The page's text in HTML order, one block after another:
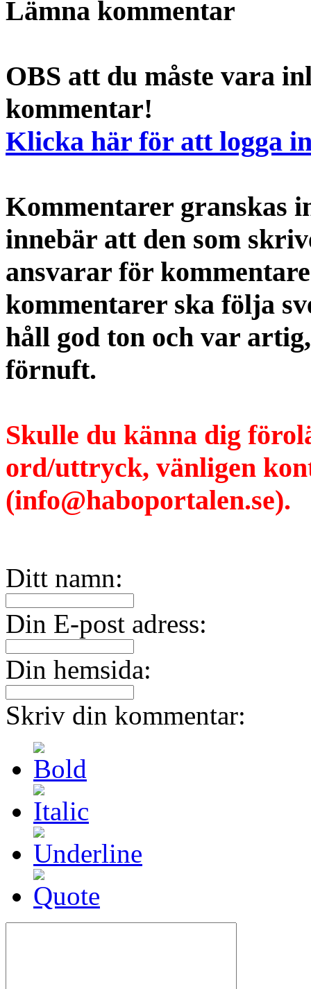
Lämna kommentar
OBS att du måste vara
kommentar!
Klicka här för att logga
Kommentarer granskas
innebär att den som
ansvarar för
kommentarer ska följa
håll god ton och var
förnuft.
Skulle du känna dig
ord/uttryck, vänligen
(info@haboportalen.se).
Ditt namn:
Din E-post adress:
Din hemsida:
Skriv din kommentar: